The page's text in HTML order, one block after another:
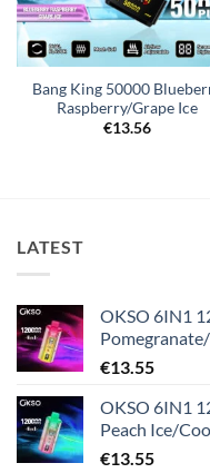
Bang King 50000
Raspberry/Grape Ice
€13.56
LATEST
OKSO 6IN1
€13.55
OKSO 6IN1
Peach Ice/
€13.55